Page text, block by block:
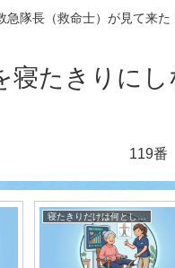
急隊長（救命士）が見て来
寝たきりに
寝たきりだけは何としても避けたい！ 元救急隊長が伝授